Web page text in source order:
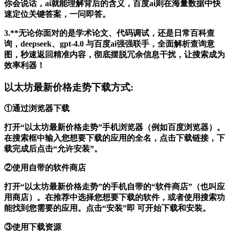
你会说话，ai就能理解背后的含义，百度ai则在海量数据中快
速定位关键答案，一问即答。
3.**无论你面对的是学术论文、代码调试，还是日常百科查
询，deepseek、gpt-4.0 与百度ai强强联手，全面解析查询意
图，秒速返回精准内容，彻底摆脱冗余信息干扰，让搜索成为
效率利器！
以太坊最新价格走势下载方式:
①通过浏览器下载
打开“以太坊最新价格走势”手机浏览器（例如百度浏览器）。
在搜索框中输入您想要下载的应用的全名，点击下载链接，下
载完成后点击“允许安装”。
②使用自带的软件商店
打开“以太坊最新价格走势”的手机自带的“软件商店”（也叫应
用商店）。在推荐中选择您想要下载的软件，或者使用搜索功
能找到您需要的应用。点击“安装”即 可开始下载和安装。
③使用下载资源